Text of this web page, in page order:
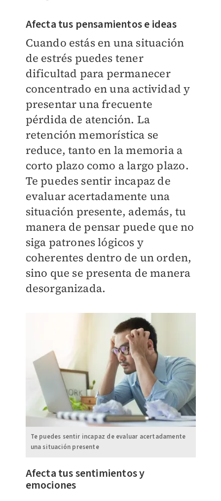
Afecta tus pensamientos e ideas
Cuando estás en una situación
de estrés puedes tener
dificultad para permanecer
concentrado en una actividad y
presentar una frecuente
pérdida de atención. La
retención memorística se
reduce, tanto en la memoria a
corto plazo como a largo plazo.
Te puedes sentir incapaz de
evaluar acertadamente una
situación presente, además, tu
manera de pensar puede que no
siga patrones lógicos y
coherentes dentro de un orden,
sino que se presenta de manera
desorganizada.
Te puedes sentir incapaz de evaluar acertadamente
una situación presente
Afecta tus sentimientos y
emociones